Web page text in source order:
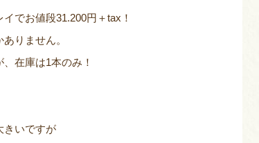
でお値段31.200円＋tax！
りません。
在庫は1本のみ！
きいですが